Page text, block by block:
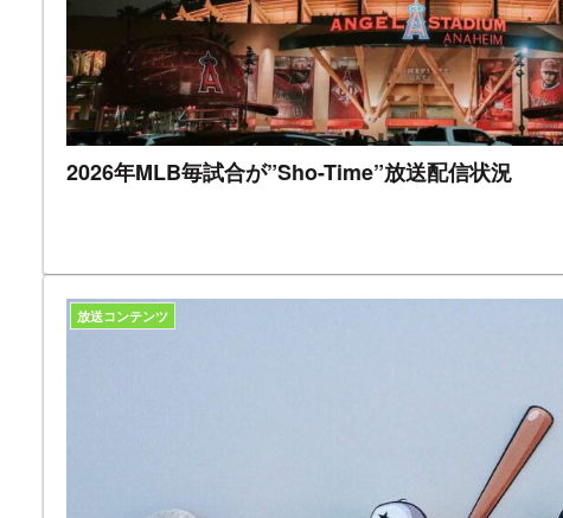
2026年MLB毎試合が”Sho-Time”放送配信状況
放送コンテンツ